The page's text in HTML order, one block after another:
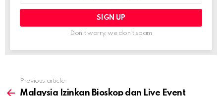
Don't worry, we don't spam
more
Previous article
Malaysia Izinkan Bioskop dan Live Event